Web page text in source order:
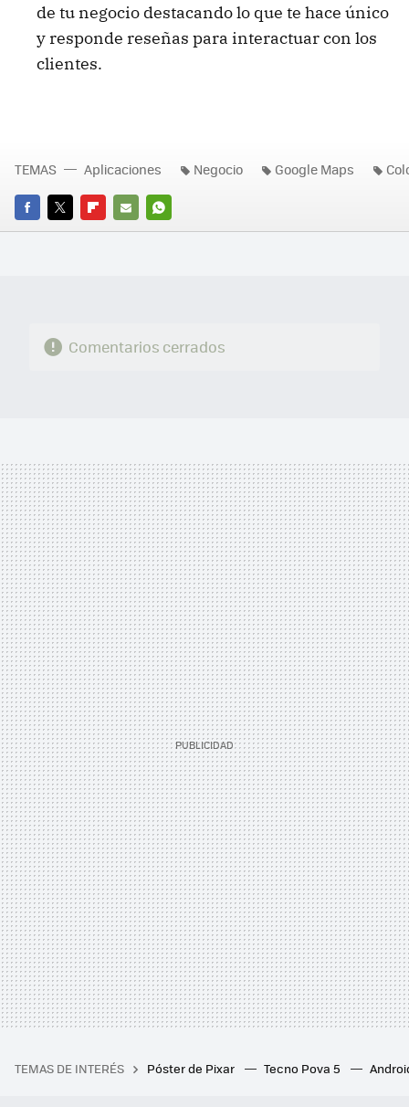
de tu negocio destacando lo que te hace único
y responde reseñas para interactuar con los
clientes.
FACEBOOK
TWITTERFLIPBOARD
E-
WHATSAPP
TEMAS Aplicaciones Negocio Google Maps
Comentarios cerrados
TEMAS DE INTERÉS Póster de Pixar Tecno Pova 5